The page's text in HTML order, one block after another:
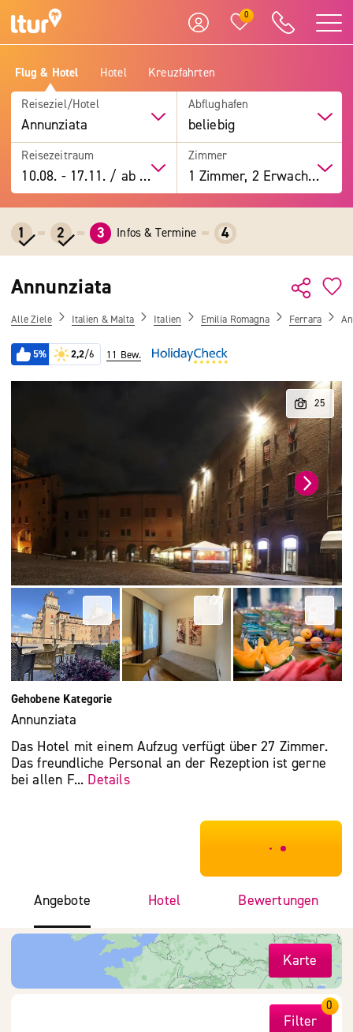
0
Flug & Hotel Hotel Kreuzfahrten
Reiseziel/Hotel
Annunziata
Abflughafen
beliebig
Reisezeitraum
10.08. -17.11. / ab 7 Tage
Zimmer
1 Zimmer, 2 Erwachsene
1 2 3 Infos & Termine 4
Annunziata
Alle Ziele Italien & Malta Italien Emilia Romagna Ferrara
5% 2,2/6 11 Bew.
Gehobene Kategorie
Annunziata
Das Hotel mit einem Aufzug verfügt über 27 Zimmer.
Das freundliche Personal an der Rezeption ist gerne
bei allen F... Details
***************
Angebote Hotel Bewertungen
Karte
Filter
0